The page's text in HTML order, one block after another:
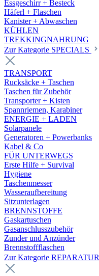
Essgeschirr + Besteck
Häferl + Flaschen
Kanister + Abwaschen
KÜHLEN
TREKKINGNAHRUNG
Zur Kategorie SPECIALS
TRANSPORT
Rucksäcke + Taschen
Taschen für Zubehör
Transporter + Kisten
Spannriemen, Karabiner
ENERGIE + LADEN
Solarpanele
Generatoren + Powerbanks
Kabel & Co
FÜR UNTERWEGS
Erste Hilfe + Survival
Hygiene
Taschenmesser
Wasseraufbereitung
Sitzunterlagen
BRENNSTOFFE
Gaskartuschen
Gasanschlusszubehör
Zunder und Anzünder
Brennstoffflaschen
Zur Kategorie REPARATUR